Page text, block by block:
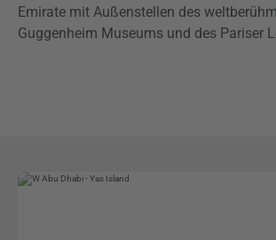
Emirate mit Außenstellen des
Guggenheim Museums und des Pariser